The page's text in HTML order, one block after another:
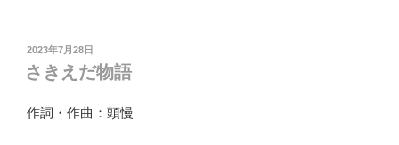
投
稿
日:
2023年7月28日
さきえだ物語
作詞・作曲：頭慢